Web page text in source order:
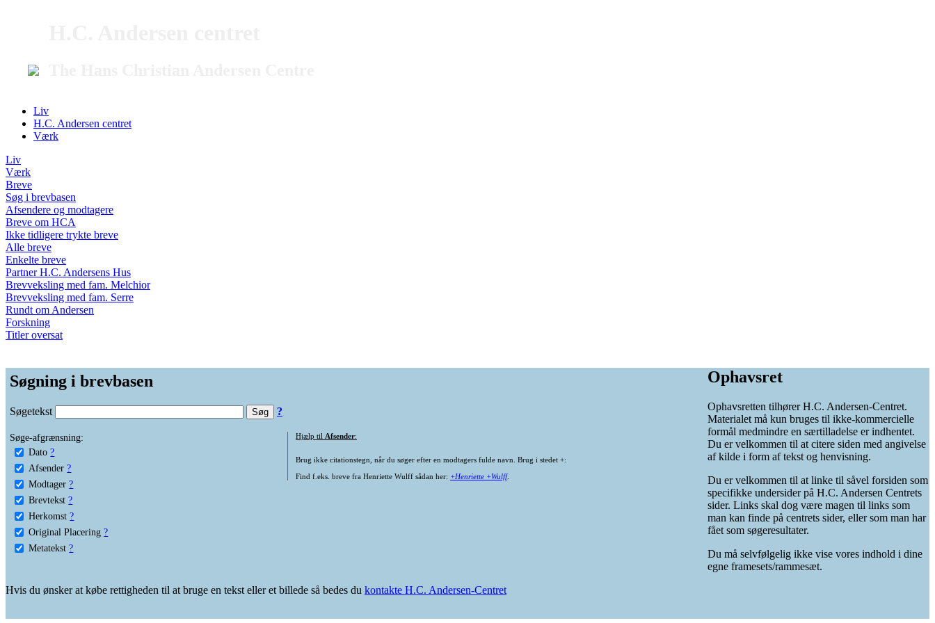
Liv
H.C. Andersen centret
Værk
Liv
Værk
Breve
Søg i brevbasen
Afsendere og modtagere
Breve om HCA
Ikke tidligere trykte breve
Alle breve
Enkelte breve
Partner H.C. Andersens Hus
Brevveksling med fam. Melchior
Brevveksling med fam. Serre
Rundt om Andersen
Forskning
Titler oversat
Søgning i brevbasen
Søgetekst ?
Søge-afgrænsning:
Dato ?
Afsender ?
Modtager ?
Brevtekst ?
Herkomst ?
Original Placering ?
Metatekst ?
Hjælp til Afsender:
Brug ikke citationstegn, når du søger efter en modtagers fulde navn. Brug i stedet +:
Find f.eks. breve fra Henriette Wulff sådan her: +Henriette +Wulff.
Ophavsret
Ophavsretten tilhører H.C. Andersen-Centret.
Materialet må kun bruges til ikke-kommercielle
formål medmindre en særtilladelse er indhentet.
Du er velkommen til at citere siden med angivelse
af kilde i form af tekst og henvisning.
Du er velkommen til at linke til såvel forsiden som
specifikke undersider på H.C. Andersen Centrets
sider. Links skal dog være magen til links som
man kan finde på centrets sider, eller som man har
fået som søgeresultater.
Du må selvfølgelig ikke vise vores indhold i dine
egne framesets/rammesæt.
Hvis du ønsker at købe rettigheden til at bruge en tekst eller et billede så bedes du kontakte H.C. Andersen-Centret